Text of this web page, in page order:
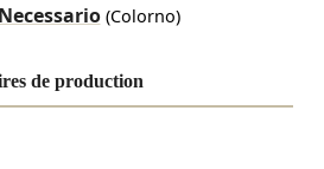
(Colorno)
de production